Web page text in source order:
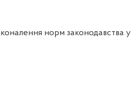
норм законодавства у